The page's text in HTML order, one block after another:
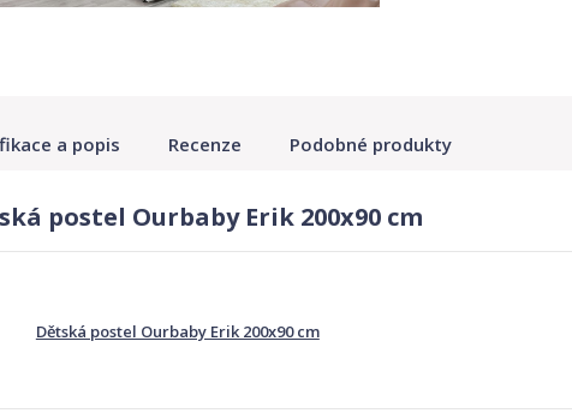
a popis Recenze Podobné produkty
postel Ourbaby Erik 200x90 cm
Dětská postel Ourbaby Erik 200x90 cm